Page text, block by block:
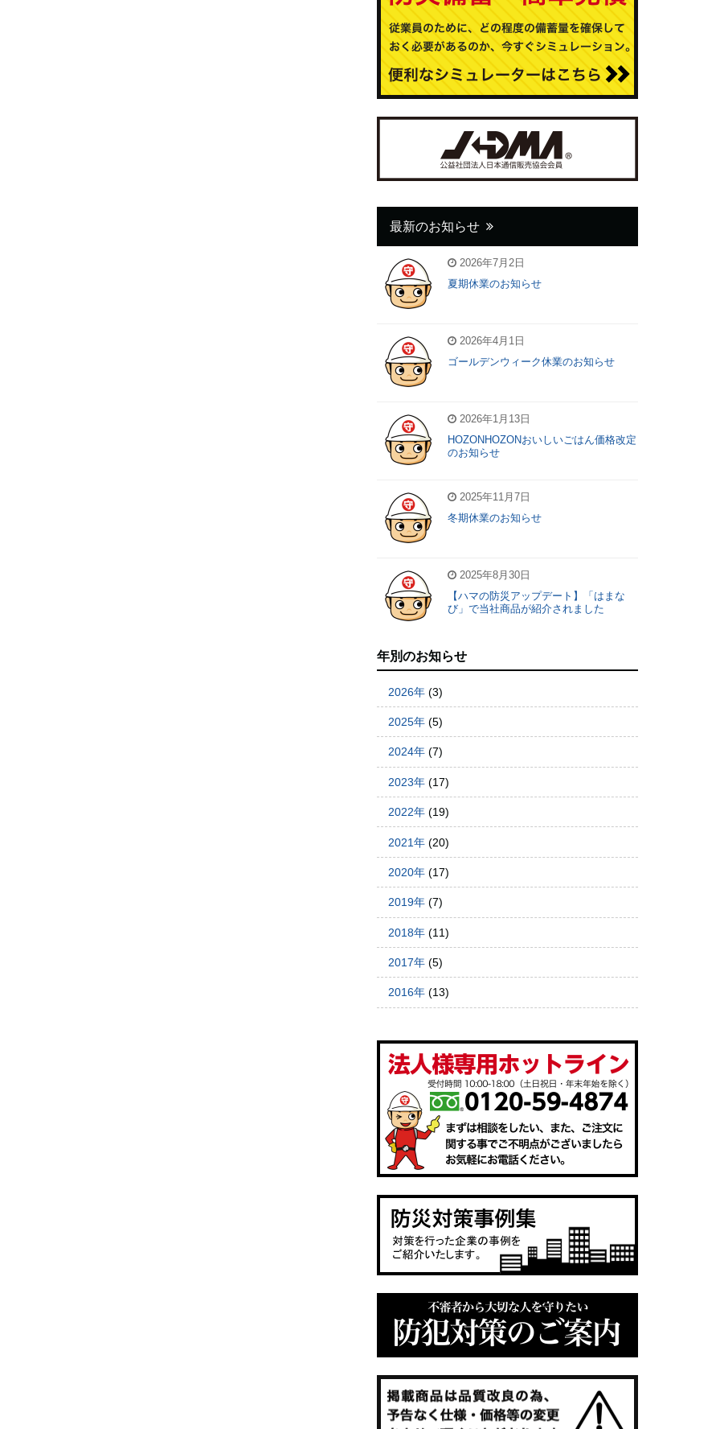
最新のお知らせ
2026年7月2日
夏期休業のお知らせ
2026年4月1日
ゴールデンウィーク休業のお知らせ
2026年1月13日
HOZONHOZONおいしいごはん価格改定
のお知らせ
2025年11月7日
冬期休業のお知らせ
2025年8月30日
【ハマの防災アップデート】「はまな
び」で当社商品が紹介されました
年別のお知らせ
2026年 (3)
2025年 (5)
2024年 (7)
2023年 (17)
2022年 (19)
2021年 (20)
2020年 (17)
2019年 (7)
2018年 (11)
2017年 (5)
2016年 (13)